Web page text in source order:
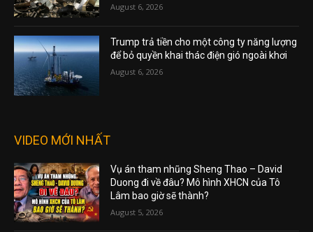
August 6, 2026
Trump trả tiền cho một công ty năng lượng
để bỏ quyền khai thác điện gió ngoài khơi
August 6, 2026
VIDEO MỚI NHẤT
Vụ án tham nhũng Sheng Thao – David
Duong đi về đâu? Mô hình XHCN của Tô
Lâm bao giờ sẽ thành?
August 5, 2026